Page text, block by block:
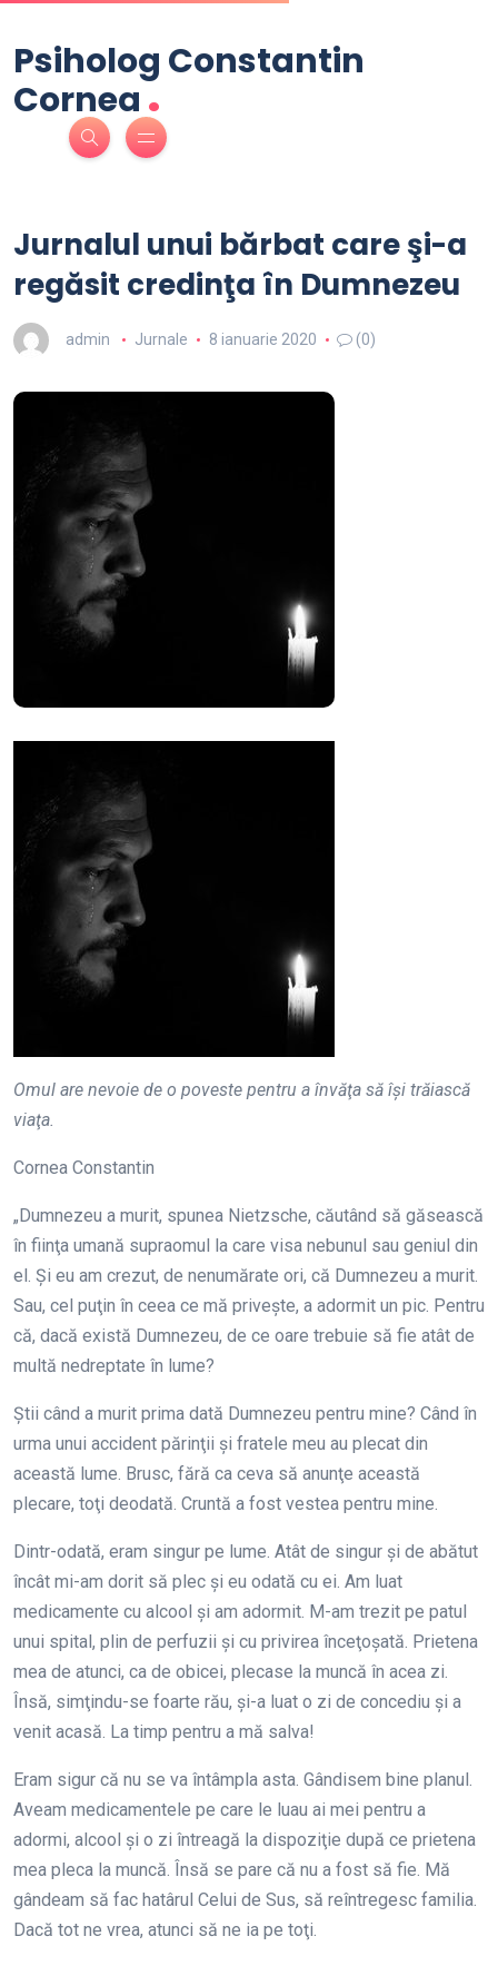
Psiholog Constantin
Cornea.
Jurnalul unui bărbat care şi-a
regăsit credinţa în Dumnezeu
admin Jurnale 8 ianuarie 2020 (0)
Omul are nevoie de o poveste pentru a învăţa să îşi trăiască
viaţa.
Cornea Constantin
„Dumnezeu a murit, spunea Nietzsche, căutând să găsească
în fiinţa umană supraomul la care visa nebunul sau geniul din
el. Şi eu am crezut, de nenumărate ori, că Dumnezeu a murit.
Sau, cel puţin în ceea ce mă priveşte, a adormit un pic. Pentru
că, dacă există Dumnezeu, de ce oare trebuie să fie atât de
multă nedreptate în lume?
Ştii când a murit prima dată Dumnezeu pentru mine? Când în
urma unui accident părinţii şi fratele meu au plecat din
această lume. Brusc, fără ca ceva să anunţe această
plecare, toţi deodată. Cruntă a fost vestea pentru mine.
Dintr-odată, eram singur pe lume. Atât de singur şi de abătut
încât mi-am dorit să plec şi eu odată cu ei. Am luat
medicamente cu alcool şi am adormit. M-am trezit pe patul
unui spital, plin de perfuzii şi cu privirea înceţoşată. Prietena
mea de atunci, ca de obicei, plecase la muncă în acea zi.
Însă, simţindu-se foarte rău, şi-a luat o zi de concediu şi a
venit acasă. La timp pentru a mă salva!
Eram sigur că nu se va întâmpla asta. Gândisem bine planul.
Aveam medicamentele pe care le luau ai mei pentru a
adormi, alcool şi o zi întreagă la dispoziţie după ce prietena
mea pleca la muncă. Însă se pare că nu a fost să fie. Mă
gândeam să fac hatârul Celui de Sus, să reîntregesc familia.
Dacă tot ne vrea, atunci să ne ia pe toţi.